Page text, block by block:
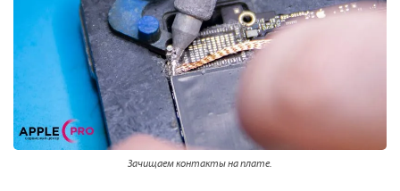
Зачищаем контакты на плате.